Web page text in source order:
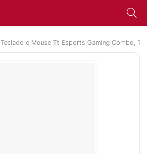
Teclado e Mouse Tt Esports Gaming Combo,